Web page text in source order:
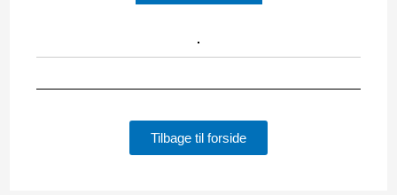
Tilbage til forside